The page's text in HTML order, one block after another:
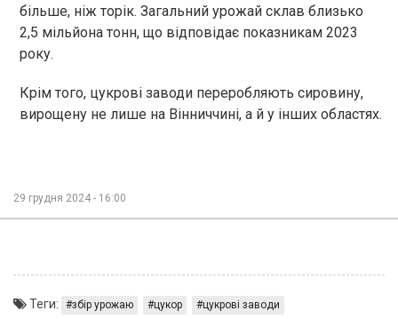
більше, ніж торік. Загальний урожай склав близько
2,5 мільйона тонн, що відповідає показникам 2023
року.
Крім того, цукрові заводи переробляють сировину,
вирощену не лише на Вінниччині, а й у інших областях.
29 грудня 2024 - 16:00
Теги: збір урожаю цукор цукрові заводи